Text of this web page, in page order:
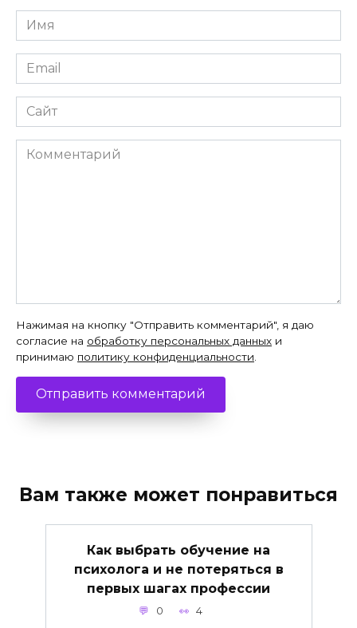
Имя
*
Email
*
Сайт
Комментарий
Нажимая на кнопку "Отправить комментарий", я даю
согласие на обработку персональных данных и
принимаю политику конфиденциальности
Вам также может понравиться
Как выбрать обучение на
психолога и не потеряться в
первых шагах профессии
0 4